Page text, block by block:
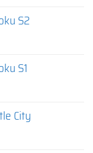
S2
S1
City